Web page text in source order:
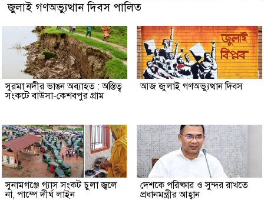
জুলাই গণঅভ্যুত্থান দিবস পালিত
সুরমা নদীর ভাঙন অব্যাহত : অস্তিত্ব
সংকটে বাউসা-কেশবপুর গ্রাম
আজ জুলাই গণঅভ্যুত্থান দিবস
সুনামগঞ্জে গ্যাস সংকট চুলা জ্বলে
না, পাম্পে দীর্ঘ লাইন
দেশকে পরিষ্কার ও সুন্দর রাখতে
প্রধানমন্ত্রীর আহ্বান